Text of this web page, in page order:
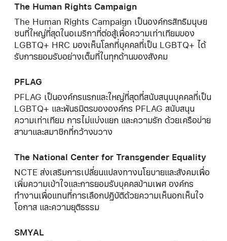
The Human Rights Campaign
The Human Rights Campaign เป็นองค์กรสิทธิมนุษย
ชนที่ใหญ่ที่สุดในอเมริกาที่ต่อสู้เพื่อความเท่าเทียมของ
LGBTQ+ HRC มองเห็นโลกที่บุคคลที่เป็น LGBTQ+ ได้
รับการยอมรับอย่างเต็มที่ในทุกด้านของสังคม
PFLAG
PFLAG เป็นองค์กรแรกและใหญ่ที่สุดที่สนับสนุนบุคคลที่เป็น
LGBTQ+ และพันธมิตรขององค์กร PFLAG สนับสนุน
ความเท่าเทียม การไม่แบ่งแยก และความรัก ด้วยเครือข่าย
สาขาและสมาชิกที่กว้างขวาง
The National Center for Transgender Equality
NCTE ส่งเสริมการเปลี่ยนแปลงทางนโยบายและสังคมเพื่อ
เพิ่มความเข้าใจและการยอมรับบุคคลข้ามเพศ องค์กร
ทำงานเพื่อแทนที่การเลือกปฏิบัติด้วยความเห็นอกเห็นใจ
โอกาส และความยุติธรรม
SMYAL